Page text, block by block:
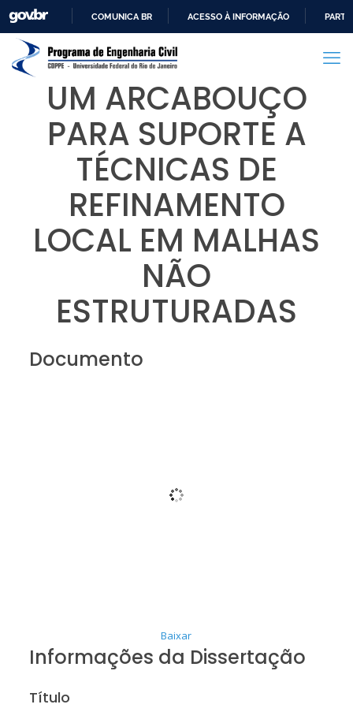
PARA
CONTEÚDO
COMUNICA BR ACESSO À INFORMAÇÃO
UM ARCABOUÇO
PARA SUPORTE A
TÉCNICAS DE
REFINAMENTO
LOCAL EM MALHAS
NÃO
ESTRUTURADAS
Documento
Baixar
Informações da Dissertação
Título